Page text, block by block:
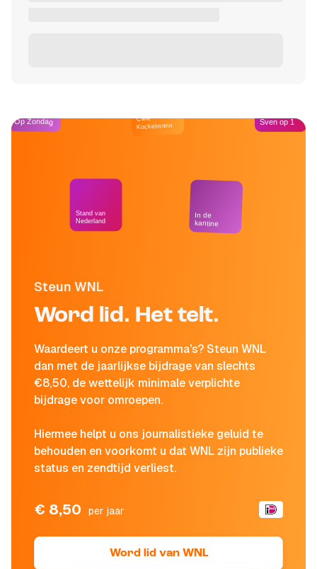
Steun WNL
Word lid. Het telt.
Waardeert u onze programma's? Steun WNL
dan met de jaarlijkse bijdrage van slechts
€8,50, de wettelijk minimale verplichte
bijdrage voor omroepen.
Hiermee helpt u ons journalistieke geluid te
behouden en voorkomt u dat WNL zijn publieke
status en zendtijd verliest.
€ 8,50 per jaar
Word lid van WNL
Op Zondag
Stand van
Nederland
Café
Kockelmann
In de
kantine
Sven op 1